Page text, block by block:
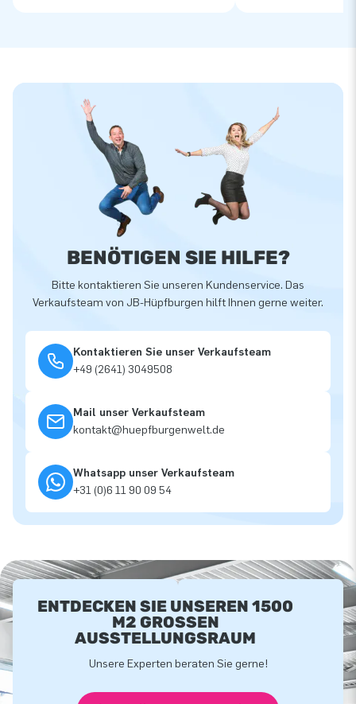
BENÖTIGEN SIE HILFE?
Bitte kontaktieren Sie unseren Kundenservice. Das
Verkaufsteam von JB-Hüpfburgen hilft Ihnen gerne weiter.
Kontaktieren Sie unser Verkaufsteam
+49 (2641) 3049508
Mail unser Verkaufsteam
kontakt@huepfburgenwelt.de
Whatsapp unser Verkaufsteam
+31 (0)6 11 90 09 54
ENTDECKEN SIE UNSEREN 1500
M2 GROSSEN A
USSTELLUNGSRAUM
Unsere Experten beraten Sie gerne!